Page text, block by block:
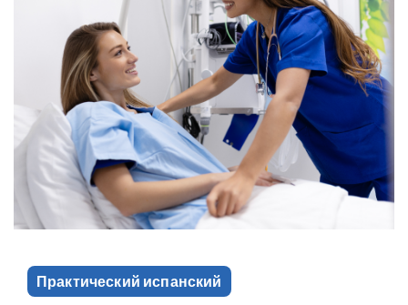
Практический испанский